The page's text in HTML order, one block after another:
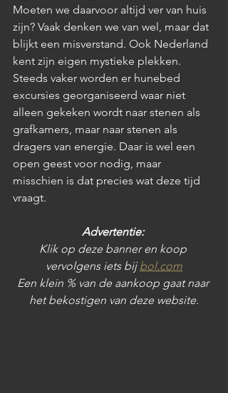
Moeten we daarvoor altijd ver van huis
zijn? Vaak denken we van wel, maar dat
blijkt een misverstand. Ook Nederland
kent zijn eigen mystieke plekken.
Steeds vaker worden er hunebed
excursies georganiseerd waar niet
alleen gekeken wordt naar stenen als
grafkamers, maar naar stenen als
dragers van energie. Daar is wel een
open geest voor nodig, maar
misschien is dat precies wat deze tijd
vraagt.
Advertentie:
Klik op deze banner en koop
vervolgens iets bij bol.com
Een klein % van de aankoop gaat naar
het bekostigen van deze website.